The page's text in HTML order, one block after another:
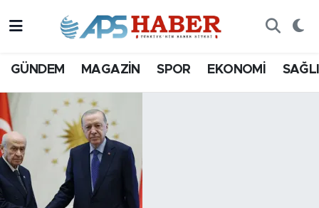
GÜNDEM MAGAZİN SPOR EKONOMİ